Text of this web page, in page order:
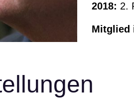
2018: 2.
Mitglied